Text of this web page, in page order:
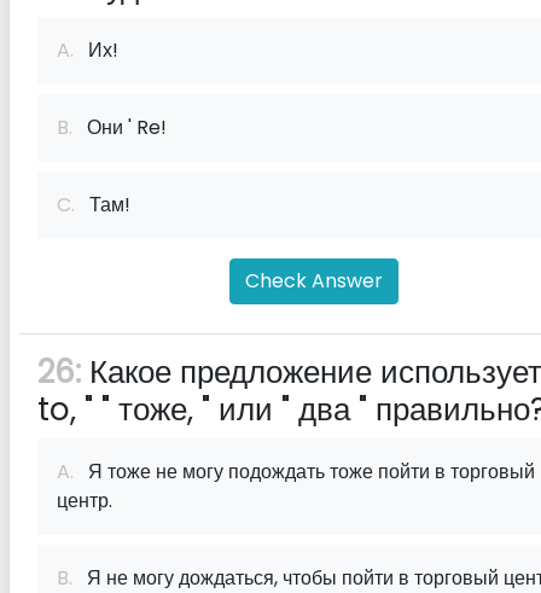
A. Их!
B. Они ' Re!
C. Там!
Check Answer
26: Какое предложение
to, " " тоже, " или " два "
A. Я тоже не могу подождать тоже пойти в торговый
центр.
B. Я не могу дождаться, чтобы пойти в торговый